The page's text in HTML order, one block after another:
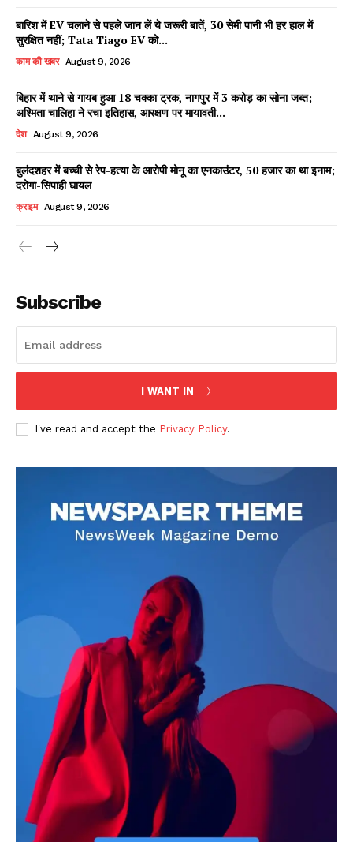
Facebook
X WhatsApp
Share
Read Latest News on AIN
DOWNLOAD NOW
AIN NEWS 1
Contact Us
About Us
Privacy Policy
Terms of Use Agreement
Facebook
X WhatsApp
Share
बारिश में EV चलाने से पहले जान लें ये जरूरी बातें, 30 सेमी पानी भी हर हाल में
सुरक्षित नहीं; Tata Tiago EV को...
काम की खबर August 9, 2026
बिहार में थाने से गायब हुआ 18 चक्का ट्रक, नागपुर में 3 करोड़ का सोना जब्त;
अश्मिता चालिहा ने रचा इतिहास, आरक्षण पर मायावती...
देश August 9, 2026
बुलंदशहर में बच्ची से रेप-हत्या के आरोपी मोनू का एनकाउंटर, 50 हजार का था इनाम;
दरोगा-सिपाही घायल
क्राइम August 9, 2026
Subscribe
I WANT IN
I've read and accept the Privacy Policy.